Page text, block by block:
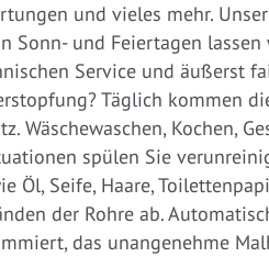
und vieles mehr.
Sonn- und Feiertagen
Service und äußerst
Täglich kommen
Wäschewaschen, Kochen,
spülen Sie
Öl, Seife, Haare,
der Rohre ab.
das unangenehme